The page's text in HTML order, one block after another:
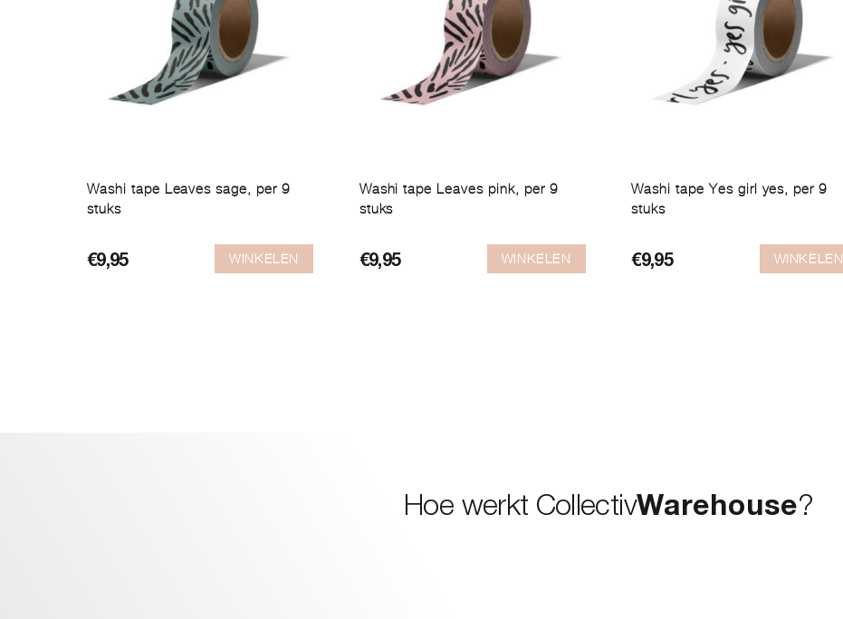
Washi tape Leaves sage, per 9
stuks
€9,95 WINKELEN
Washi tape Leaves pink, per 9
stuks
€9,95 WINKELEN
Washi tape Yes girl yes, per 9
stuks
€9,95 WINKELEN
Hoe werkt CollectivWarehouse?